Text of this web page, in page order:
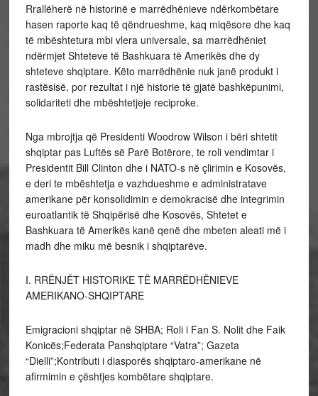
Rrallëherë në historinë e marrëdhënieve ndërkombëtare
hasen raporte kaq të qëndrueshme, kaq miqësore dhe kaq
të mbështetura mbi vlera universale, sa marrëdhëniet
ndërmjet Shteteve të Bashkuara të Amerikës dhe dy
shteteve shqiptare. Këto marrëdhënie nuk janë produkt i
rastësisë, por rezultat i një historie të gjatë bashkëpunimi,
solidariteti dhe mbështetjeje reciproke.
Nga mbrojtja që Presidenti Woodrow Wilson i bëri shtetit
shqiptar pas Luftës së Parë Botërore, te roli vendimtar i
Presidentit Bill Clinton dhe i NATO-s në çlirimin e Kosovës,
e deri te mbështetja e vazhdueshme e administratave
amerikane për konsolidimin e demokracisë dhe integrimin
euroatlantik të Shqipërisë dhe Kosovës, Shtetet e
Bashkuara të Amerikës kanë qenë dhe mbeten aleati më i
madh dhe miku më besnik i shqiptarëve.
I. RRËNJËT HISTORIKE TË MARRËDHËNIEVE
AMERIKANO-SHQIPTARE
Emigracioni shqiptar në SHBA; Roli i Fan S. Nolit dhe Faik
Konicës;Federata Panshqiptare “Vatra”; Gazeta
“Dielli”;Kontributi i diasporës shqiptaro-amerikane në
afirmimin e çështjes kombëtare shqiptare.